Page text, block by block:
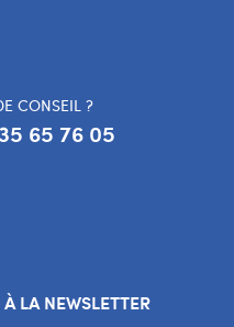
CONSEIL ?
65 76 05
LA NEWSLETTER